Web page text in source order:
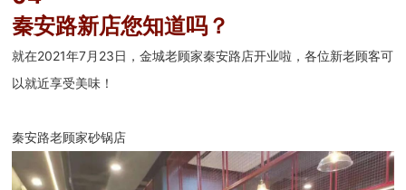
秦安路新店您知道吗？
就在2021年7月23日，金城老顾家秦安路店开业啦，各位新老顾客可
以就近享受美味！
秦安路老顾家砂锅店